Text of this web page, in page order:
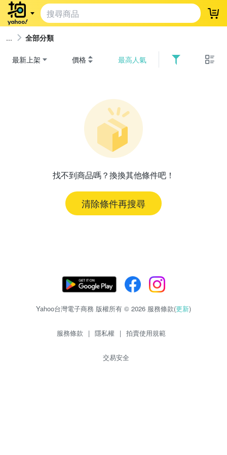
登
全部分類
最新上架 價格 最高人氣
找不到商品嗎？換換其他條件吧！
清除條件再搜尋
Yahoo台灣電子商務 版權所有 © 2026 服務條款(更新)
服務條款 | 隱私權 | 拍賣使用規範
交易安全